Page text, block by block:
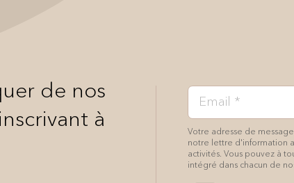
de nos
à
Votre adresse de
notre lettre d'information
activités. Vous pouvez à
intégré dans chacun de